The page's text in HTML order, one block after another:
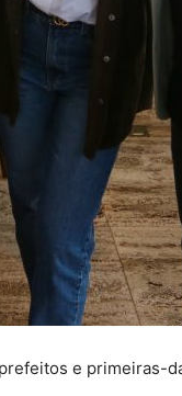
e primeiras-